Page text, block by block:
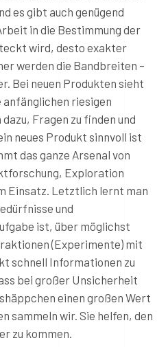
es gibt auch genügend
in die Bestimmung der
wird, desto exakter
werden die Bandbreiten –
Bei neuen Produkten sieht
anfänglichen riesigen
Fragen zu finden und
neues Produkt sinnvoll ist
das ganze Arsenal von
Exploration
Einsatz. Letztlich lernt man
und
ist, über möglichst
(Experimente) mit
schnell Informationen zu
bei großer Unsicherheit
einen großen Wert
sammeln wir. Sie helfen, den
zu kommen.